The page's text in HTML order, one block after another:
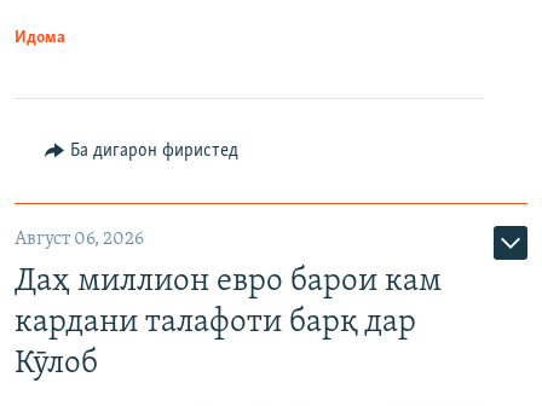
Идома
Ба дигарон фиристед
Август 06, 2026
Даҳ миллион евро барои кам
кардани талафоти барқ дар
Кӯлоб